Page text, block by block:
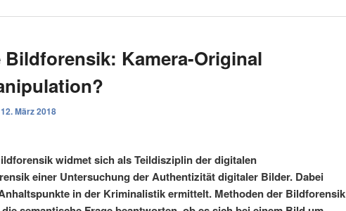
Bildforensik: Kamera-Original
12. März 2018
widmet sich als Teildisziplin der digitalen
einer Untersuchung der Authentizität digitaler Bilder. Dabei
in der Kriminalistik ermittelt. Methoden der Bildforensik